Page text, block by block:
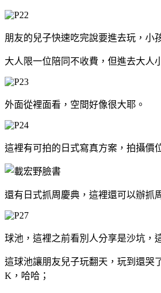
朋友的兒子快速吃完說要進去玩，小
大人限一位陪同不收費，但進去大人
外面從裡面看，空間好像很大耶。
這裡有可拍的日式寫真方案，拍攝價
還有日式抓周慶典，這裡還可以辦抓
球池，這裡之前看別人分享是沙坑，
這球池讓朋友兒子玩翻天，玩到還哭
K，哈哈；